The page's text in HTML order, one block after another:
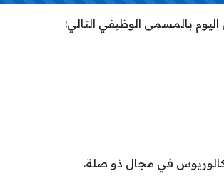
بالمسمى الوظيفي التالي:
في مجال ذو صلة.